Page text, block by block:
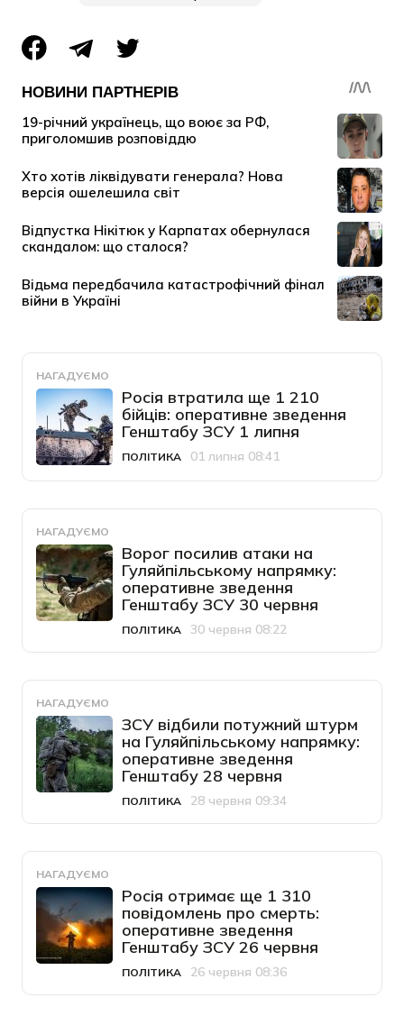
НАГАДУЄМО
Росія втратила ще 1 210
бійців: оперативне зведення
Генштабу ЗСУ 1 липня
Категорія
ПОЛІТИКА
Дата публікації
01 липня 08:41
НАГАДУЄМО
Ворог посилив атаки на
Гуляйпільському напрямку:
оперативне зведення
Генштабу ЗСУ 30 червня
Категорія
ПОЛІТИКА
Дата публікації
30 червня 08:22
НАГАДУЄМО
ЗСУ відбили потужний штурм
на Гуляйпільському напрямку:
оперативне зведення
Генштабу 28 червня
Категорія
ПОЛІТИКА
Дата публікації
28 червня 09:34
НАГАДУЄМО
Росія отримає ще 1 310
повідомлень про смерть:
оперативне зведення
Генштабу ЗСУ 26 червня
Категорія
ПОЛІТИКА
Дата публікації
26 червня 08:36